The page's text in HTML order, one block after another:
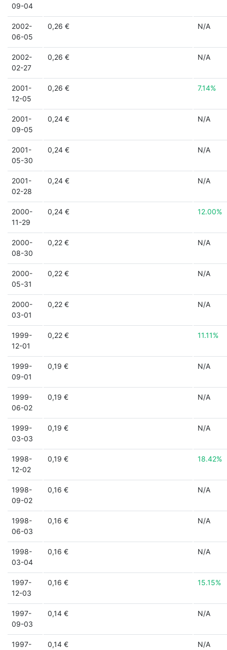
09-04
2002-
06-05
0,26 € N/A
2002-
02-27
0,26 € N/A
2001-
12-05
0,26 € 7.14%
2001-
09-05
0,24 € N/A
2001-
05-30
0,24 € N/A
2001-
02-28
0,24 € N/A
2000-
11-29
0,24 € 12.00%
2000-
08-30
0,22 € N/A
2000-
05-31
0,22 € N/A
2000-
03-01
0,22 € N/A
1999-
12-01
0,22 € 11.11%
1999-
09-01
0,19 € N/A
1999-
06-02
0,19 € N/A
1999-
03-03
0,19 € N/A
1998-
12-02
0,19 € 18.42%
1998-
09-02
0,16 € N/A
1998-
06-03
0,16 € N/A
1998-
03-04
0,16 € N/A
1997-
12-03
0,16 € 15.15%
1997-
09-03
0,14 € N/A
1997- 0,14 € N/A